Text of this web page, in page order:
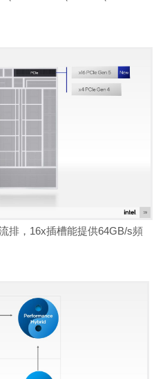
排，16x插槽能提供64GB/s頻